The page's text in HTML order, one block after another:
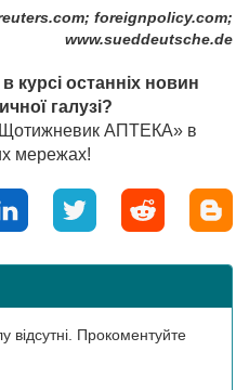
foreignpolicy.com;
www.sueddeutsche.de
курсі останніх новин
галузі?
АПТЕКА» в
мережах!
відсутні. Прокоментуйте